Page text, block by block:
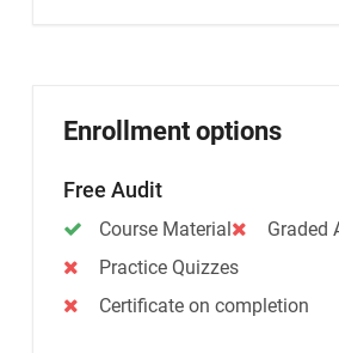
Enrollment options
Free Audit
Course Material
Graded
Practice Quizzes
Certificate on completion